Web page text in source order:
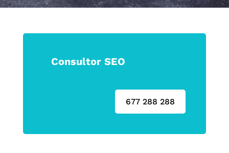
Consultor SEO
677 288 288